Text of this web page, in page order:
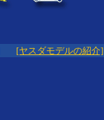
[ヤスダモデルの紹介]